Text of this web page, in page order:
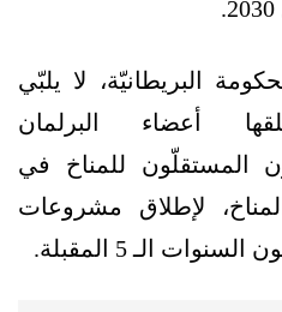
البريطانيّة، لا يلبّي
أعضاء البرلمان
المستقلّون للمناخ في
المناخ، لإطلاق مشروعات
الـ 5 المقبلة.